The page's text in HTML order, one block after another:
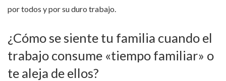
por todos y por su duro trabajo.
¿Cómo se siente tu familia cuando el
trabajo consume «tiempo familiar» o
te aleja de ellos?